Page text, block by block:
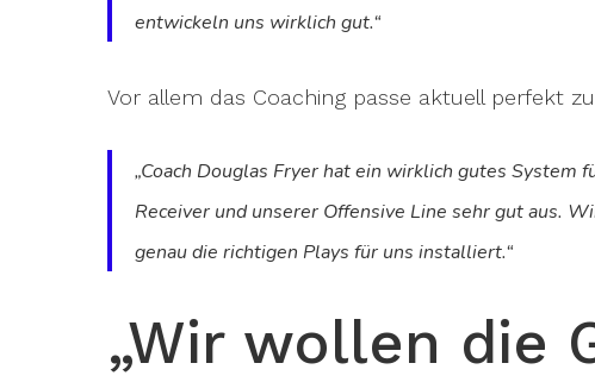
entwickeln uns wirklich gut.“
Vor allem das Coaching passe aktuell perfekt
„Coach Douglas Fryer hat ein wirklich gutes System
Receiver und unserer Offensive Line sehr gut aus.
genau die richtigen Plays für uns installiert.“
„Wir wollen die